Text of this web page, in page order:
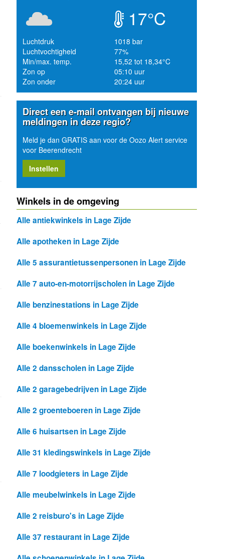
17°C
Luchtdruk
1018 bar
Luchtvochtigheid
77%
Min/max. temp.
15,52 tot 18,34°C
Zon op
05:10 uur
Zon onder
20:24 uur
Direct een e-mail ontvangen bij nieuwe
meldingen in deze regio?
Meld je dan GRATIS aan voor de Oozo Alert service
voor Beerendrecht
Instellen
Winkels in de omgeving
Alle antiekwinkels in Lage Zijde
Alle apotheken in Lage Zijde
Alle 5 assurantietussenpersonen in Lage Zijde
Alle 7 auto-en-motorrijscholen in Lage Zijde
Alle benzinestations in Lage Zijde
Alle 4 bloemenwinkels in Lage Zijde
Alle boekenwinkels in Lage Zijde
Alle 2 dansscholen in Lage Zijde
Alle 2 garagebedrijven in Lage Zijde
Alle 2 groenteboeren in Lage Zijde
Alle 6 huisartsen in Lage Zijde
Alle 31 kledingswinkels in Lage Zijde
Alle 7 loodgieters in Lage Zijde
Alle meubelwinkels in Lage Zijde
Alle 2 reisburo's in Lage Zijde
Alle 37 restaurant in Lage Zijde